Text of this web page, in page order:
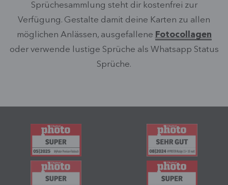
Sprüchesammlung steht dir kostenfrei zur
Verfügung. Gestalte damit deine Karten zu allen
möglichen Anlässen, ausgefallene Fotocollagen
oder verwende lustige Sprüche als Whatsapp Status
Sprüche.